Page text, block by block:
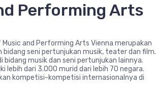
Performing Arts
and Performing Arts Vienna merupakan
seni pertunjukan musik, teater dan film.
musik dan seni pertunjukan lainnya.
lebih dari 3.000 murid dari lebih 70 negara.
kompetisi-kompetisi internasionalnya di